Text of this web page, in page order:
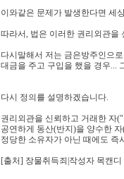
이와같은 문제가 발생한다면 세
따라서, 법은 이러한 권리외관을
다시말해서 저는 금은방주인으
대금을 주고 구입을 했을 경우...
다시 정의를 설명하겠습니다.
권리외관을 신뢰하고 거래한 자
공연하게 동산(반지)을 양수한
정당한 소유자가 아닌 때에도 즉
[출처] 장물취득죄|작성자 목캔디